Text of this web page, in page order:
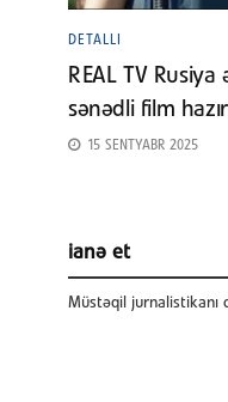
DETALLI
REAL TV Rusiya
sənədli film
15 SENTYABR 2025
ianə et
Müstəqil jurnalistikanı